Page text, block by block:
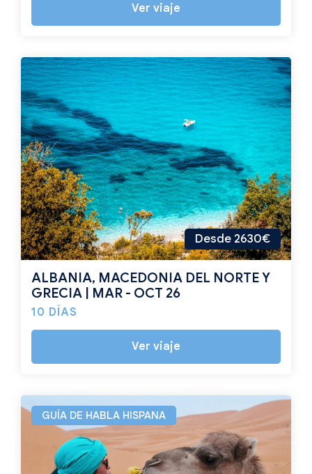
Ver viaje
Desde 2630€
ALBANIA, MACEDONIA DEL NORTE Y
GRECIA | MAR - OCT 26
10 DÍAS
Ver viaje
GUÍA DE HABLA HISPANA